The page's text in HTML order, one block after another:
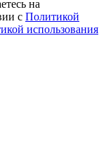
на
с Политикой
использования